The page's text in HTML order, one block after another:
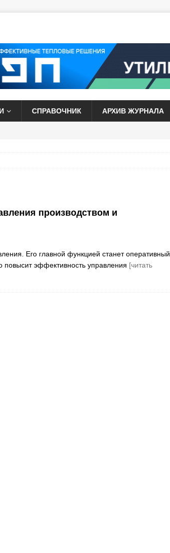
СПРАВОЧНИК АРХИВ ЖУРНАЛА
производством и
Его главной функцией станет оперативный
эффективность управления [читать